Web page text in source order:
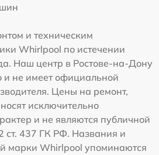
и техническим
Whirlpool по истечении
Наш центр в Ростове-на-Дону
и не имеет официальной
Цены на ремонт,
исключительно
и не являются публичной
ст. 437 ГК РФ. Названия и
марки Whirlpool упоминаются